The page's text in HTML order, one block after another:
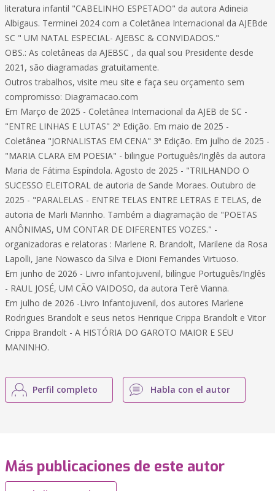
literatura infantil "CABELINHO ESPETADO" da autora Adineia
Albigaus. Terminei 2024 com a Coletânea Internacional da AJEBde
SC " UM NATAL ESPECIAL- AJEBSC & CONVIDADOS."
OBS.: As coletâneas da AJEBSC , da qual sou Presidente desde
2021, são diagramadas gratuitamente.
Outros trabalhos, visite meu site e faça seu orçamento sem
compromisso: Diagramacao.com
Em Março de 2025 - Coletânea Internacional da AJEB de SC -
"ENTRE LINHAS E LUTAS" 2ª Edição. Em maio de 2025 -
Coletânea "JORNALISTAS EM CENA" 3ª Edição. Em julho de 2025 -
"MARIA CLARA EM POESIA" - bilingue Português/Inglês da autora
Maria de Fátima Espíndola. Agosto de 2025 - "TRILHANDO O
SUCESSO ELEITORAL de autoria de Sande Moraes. Outubro de
2025 - "PARALELAS - ENTRE TELAS ENTRE LETRAS E TELAS, de
autoria de Marli Marinho. Também a diagramação de "POETAS
ANÔNIMAS, UM CONTAR DE DIFERENTES VOZES." -
organizadoras e relatoras : Marlene R. Brandolt, Marilene da Rosa
Lapolli, Jane Nowasco da Silva e Dioni Fernandes Virtuoso.
Em junho de 2026 - Livro infantojuvenil, bilíngue Português/Inglês
- RAUL JOSÉ, UM CÃO VAIDOSO, da autora Terê Vianna.
Em julho de 2026 -Livro Infantojuvenil, dos autores Marlene
Rodrigues Brandolt e seus netos Henrique Crippa Brandolt e Vitor
Crippa Brandolt - A HISTÓRIA DO GAROTO MAIOR E SEU
MANINHO.
Perfil completo Habla con el autor
Más publicaciones de este autor